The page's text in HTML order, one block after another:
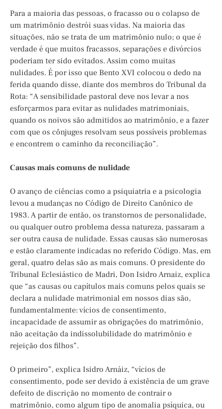
Para a maioria das pessoas, o fracasso ou o colapso de
um matrimônio destrói suas vidas. Na maioria das
situações, não se trata de um matrimônio nulo; o que é
verdade é que muitos fracassos, separações e divórcios
poderiam ter sido evitados. Assim como muitas
nulidades. É por isso que Bento XVI colocou o dedo na
ferida quando disse, diante dos membros do Tribunal da
Rota: “A sensibilidade pastoral deve nos levar a nos
esforçarmos para evitar as nulidades matrimoniais,
quando os noivos são admitidos ao matrimônio, e a fazer
com que os cônjuges resolvam seus possíveis problemas
e encontrem o caminho da reconciliação”.
Causas mais comuns de nulidade
O avanço de ciências como a psiquiatria e a psicologia
levou a mudanças no Código de Direito Canônico de
1983. A partir de então, os transtornos de personalidade,
ou qualquer outro problema dessa natureza, passaram a
ser outra causa de nulidade. Essas causas são numerosas
e estão claramente indicadas no referido Código. Mas, em
geral, quatro delas são as mais comuns. O presidente do
Tribunal Eclesiástico de Madri, Don Isidro Arnaiz, explica
que “as causas ou capítulos mais comuns pelos quais se
declara a nulidade matrimonial em nossos dias são,
fundamentalmente: vícios de consentimento,
incapacidade de assumir as obrigações do matrimônio,
não aceitação da indissolubilidade do matrimônio e
rejeição dos filhos”.
O primeiro”, explica Isidro Arnáiz, “vícios de
consentimento, pode ser devido à existência de um grave
defeito de discrição no momento de contrair o
matrimônio, como algum tipo de anomalia psíquica, ou